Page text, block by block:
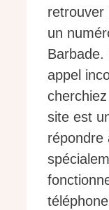
retrouver
un
Barbade.
appel
site est
répondre